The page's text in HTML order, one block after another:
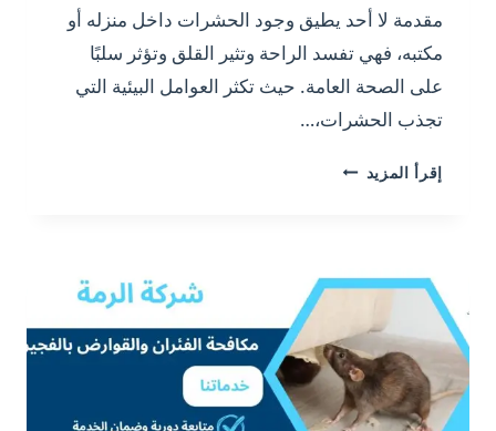
مقدمة لا أحد يطيق وجود الحشرات داخل منزله أو
مكتبه، فهي تفسد الراحة وتثير القلق وتؤثر سلبًا
على الصحة العامة. حيث تكثر العوامل البيئية التي
تجذب الحشرات،…
إقرأ المزيد افضل